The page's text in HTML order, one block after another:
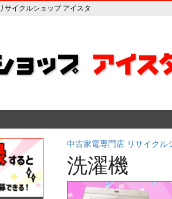
サイクルショップ アイスタ
中古家電専門店 リサイクル
洗濯機